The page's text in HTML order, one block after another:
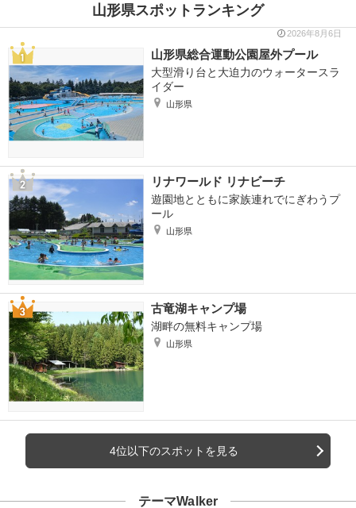
山形県スポットランキング
2026年8月6日
山形県総合運動公園屋外プール
大型滑り台と大迫力のウォータースラ
イダー
山形県
リナワールド リナビーチ
遊園地とともに家族連れでにぎわうプ
ール
山形県
古竜湖キャンプ場
湖畔の無料キャンプ場
山形県
4位以下のスポットを見る
テーマWalker